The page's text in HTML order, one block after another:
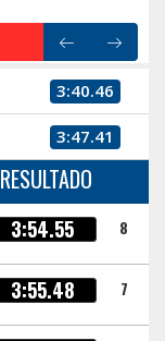
3:40.46
3:47.41
RESULTADO
3:54.55 8
3:55.48 7